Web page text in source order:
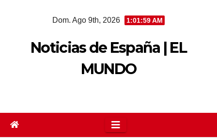
Dom. Ago 9th, 2026 1:02:00 AM
Noticias de España | EL
MUNDO